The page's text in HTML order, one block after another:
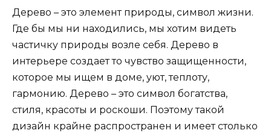
Дерево – это элемент природы, символ жизни.
Где бы мы ни находились, мы хотим видеть
частичку природы возле себя. Дерево в
интерьере создает то чувство защищенности,
которое мы ищем в доме, уют, теплоту,
гармонию. Дерево – это символ богатства,
стиля, красоты и роскоши. Поэтому такой
дизайн крайне распространен и имеет столько